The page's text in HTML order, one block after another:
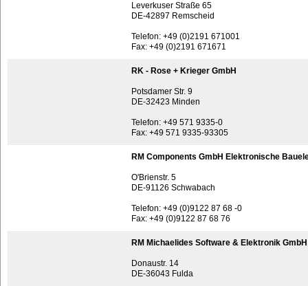
Leverkuser Straße 65
DE-42897 Remscheid
Telefon: +49 (0)2191 671001
Fax: +49 (0)2191 671671
RK - Rose + Krieger GmbH
Potsdamer Str. 9
DE-32423 Minden
Telefon: +49 571 9335-0
Fax: +49 571 9335-93305
RM Components GmbH Elektronische
O'Brienstr. 5
DE-91126 Schwabach
Telefon: +49 (0)9122 87 68 -0
Fax: +49 (0)9122 87 68 76
RM Michaelides Software & Elektronik GmbH
Donaustr. 14
DE-36043 Fulda